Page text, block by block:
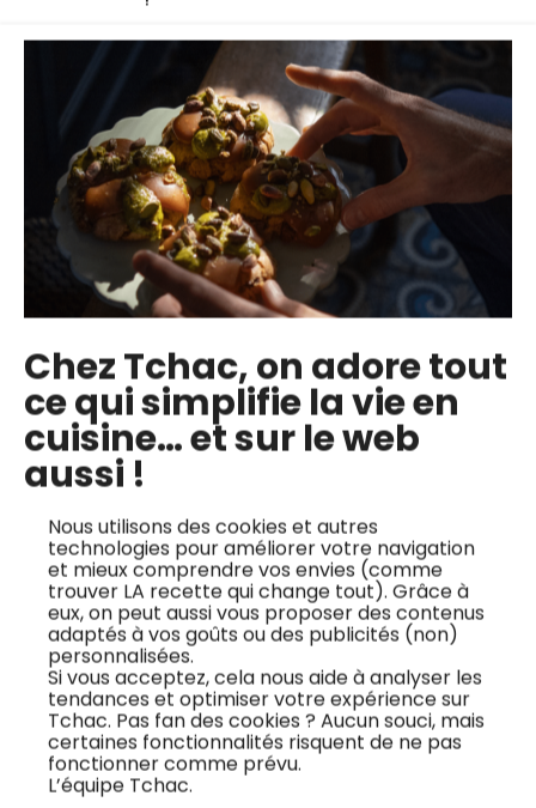
Chez Tchac, on adore tout
ce qui simplifie la vie en
cuisine… et sur le web
aussi !
Nous utilisons des cookies et autres
technologies pour améliorer votre navigation
et mieux comprendre vos envies (comme
trouver LA recette qui change tout). Grâce à
eux, on peut aussi vous proposer des contenus
adaptés à vos goûts ou des publicités (non)
personnalisées.
Si vous acceptez, cela nous aide à analyser les
tendances et optimiser votre expérience sur
Tchac. Pas fan des cookies ? Aucun souci, mais
certaines fonctionnalités risquent de ne pas
fonctionner comme prévu.
L’équipe Tchac.